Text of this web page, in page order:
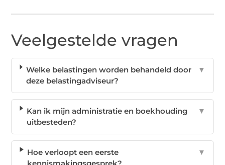
Veelgestelde vragen
Welke belastingen worden behandeld door
deze belastingadviseur?
▼
Kan ik mijn administratie en boekhouding
uitbesteden?
▼
Hoe verloopt een eerste
▼